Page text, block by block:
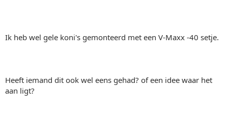
Ik heb wel gele koni's gemonteerd met een V-Maxx -40 setje.
Heeft iemand dit ook wel eens gehad? of een idee waar het
aan ligt?